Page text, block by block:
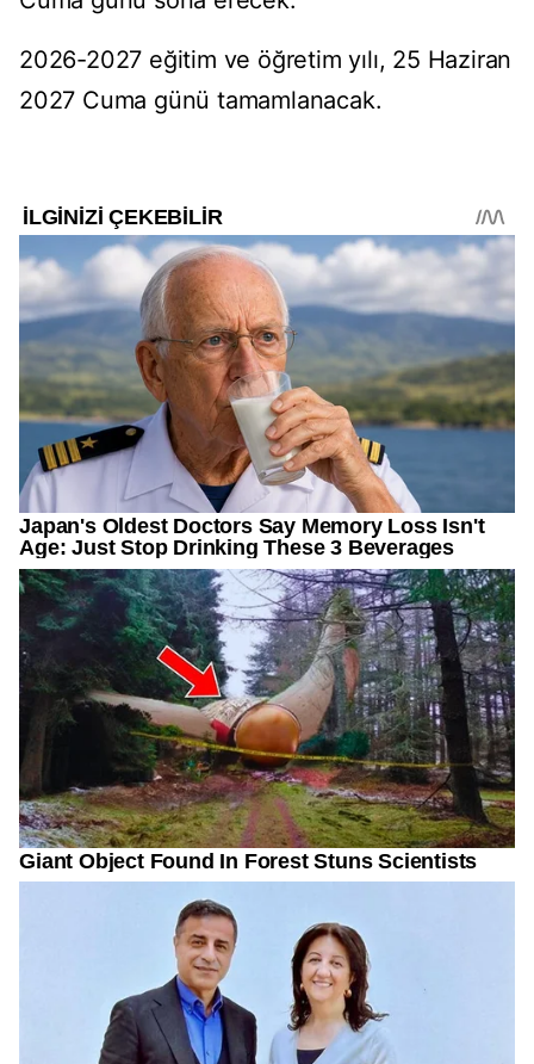
2026-2027 eğitim ve öğretim yılı, 25 Haziran
2027 Cuma günü tamamlanacak.